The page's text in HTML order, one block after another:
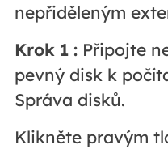
nepřiděleným
Krok 1 :Připojte
pevný disk k
Správa disků.
Klikněte pravým